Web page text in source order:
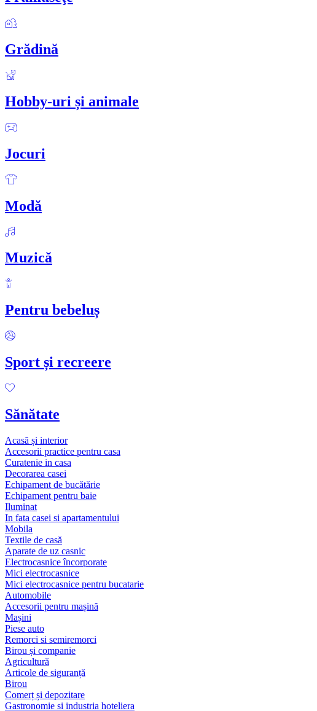
Grădină
Hobby-uri și animale
Jocuri
Modă
Muzică
Pentru bebeluș
Sport și recreere
Sănătate
Acasă și interior
Accesorii practice pentru casa
Curatenie in casa
Decorarea casei
Echipament de bucătărie
Echipament pentru baie
Iluminat
In fata casei si apartamentului
Mobila
Textile de casă
Aparate de uz casnic
Electrocasnice încorporate
Mici electrocasnice
Mici electrocasnice pentru bucatarie
Automobile
Accesorii pentru mașină
Mașini
Piese auto
Remorci si semiremorci
Birou și companie
Agricultură
Articole de siguranță
Birou
Comerț și depozitare
Gastronomie si industria hoteliera